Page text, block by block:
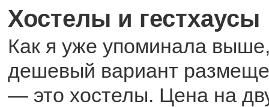
Хостелы и гестхаусы
Как я уже упоминала
дешевый вариант
— это хостелы. Цена на